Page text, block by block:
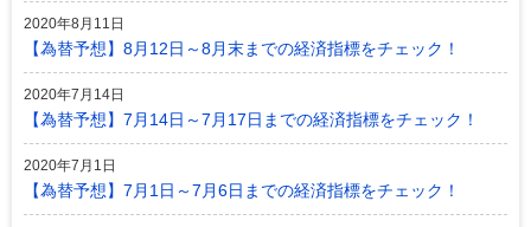
2020年8月11日
【為替予想】8月12日～8月末までの経済指標をチェック！
2020年7月14日
【為替予想】7月14日～7月17日までの経済指標をチェック！
2020年7月1日
【為替予想】7月1日～7月6日までの経済指標をチェック！